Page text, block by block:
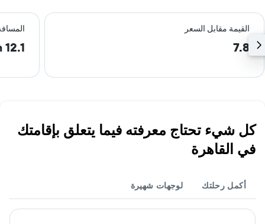
القيمة مقابل السعر
7.8
12.1 km
كل شيء تحتاج معرفته فيما يتعلق بإقامتك
في القاهرة
أكمل رحلتك لوجهات شهيرة